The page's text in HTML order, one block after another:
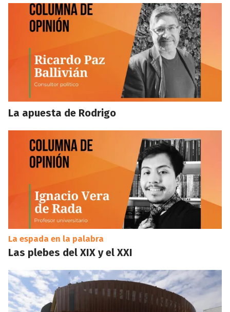
La apuesta de Rodrigo
La espada en la palabra
Las plebes del XIX y el XXI